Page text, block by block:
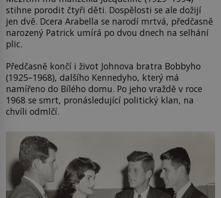
stihne porodit čtyři děti. Dospělosti se ale dožijí
jen dvě. Dcera Arabella se narodí mrtvá, předčasně
narozený Patrick umírá po dvou dnech na selhání
plic.
Předčasně končí i život Johnova bratra Bobbyho
(1925–1968), dalšího Kennedyho, který má
namířeno do Bílého domu. Po jeho vraždě v roce
1968 se smrt, pronásledující politický klan, na
chvíli odmlčí.